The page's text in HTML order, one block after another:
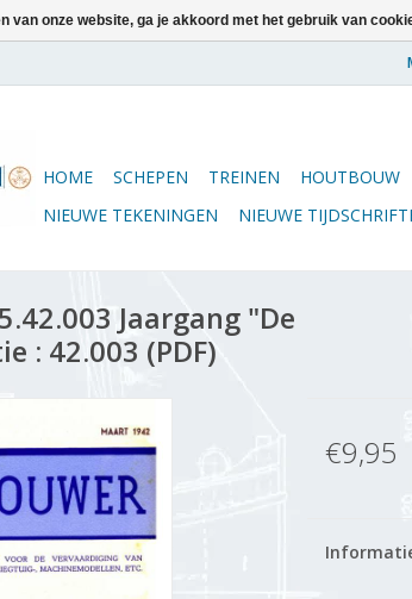
HOME SCHEPEN TREINEN HOUTBOUW
NIEUWE TEKENINGEN
NIEUWE
Jaargang "De
: 42.003 (PDF)
€9,95
van onze website, ga je akkoord met het gebruik van